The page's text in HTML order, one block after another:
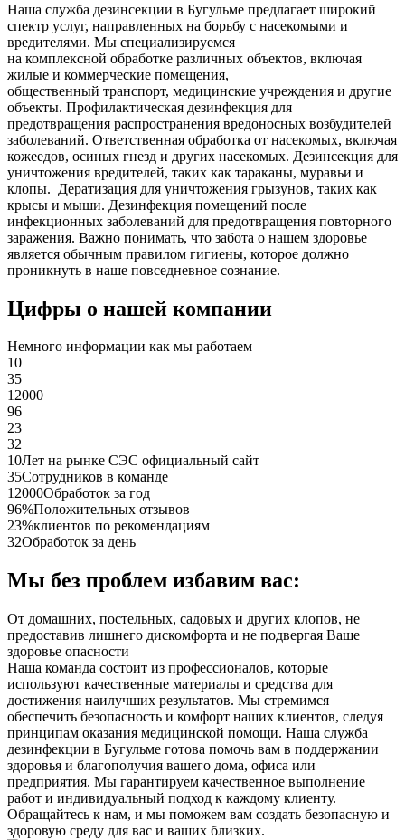
Наша служба дезинсекции в Бугульме предлагает широкий
спектр услуг, направленных на борьбу с насекомыми и
вредителями. Мы специализируемся
на комплексной обработке различных объектов, включая
жилые и коммерческие помещения,
общественный транспорт, медицинские учреждения и другие
объекты. Профилактическая дезинфекция для
предотвращения распространения вредоносных возбудителей
заболеваний. Ответственная обработка от насекомых, включая
кожеедов, осиных гнезд и других насекомых. Дезинсекция для
уничтожения вредителей, таких как тараканы, муравьи и
клопы. Дератизация для уничтожения грызунов, таких как
крысы и мыши. Дезинфекция помещений после
инфекционных заболеваний для предотвращения повторного
заражения. Важно понимать, что забота о нашем здоровье
является обычным правилом гигиены, которое должно
проникнуть в наше повседневное сознание.
Цифры о нашей компании
Немного информации как мы работаем
10
35
12000
96
23
32
10Лет на рынке СЭС официальный сайт
35Сотрудников в команде
12000Обработок за год
96%Положительных отзывов
23%клиентов по рекомендациям
32Обработок за день
Мы без проблем избавим вас:
От домашних, постельных, садовых и других клопов, не
предоставив лишнего дискомфорта и не подвергая Ваше
здоровье опасности
Наша команда состоит из профессионалов, которые
используют качественные материалы и средства для
достижения наилучших результатов. Мы стремимся
обеспечить безопасность и комфорт наших клиентов, следуя
принципам оказания медицинской помощи. Наша служба
дезинфекции в Бугульме готова помочь вам в поддержании
здоровья и благополучия вашего дома, офиса или
предприятия. Мы гарантируем качественное выполнение
работ и индивидуальный подход к каждому клиенту.
Обращайтесь к нам, и мы поможем вам создать безопасную и
здоровую среду для вас и ваших близких.